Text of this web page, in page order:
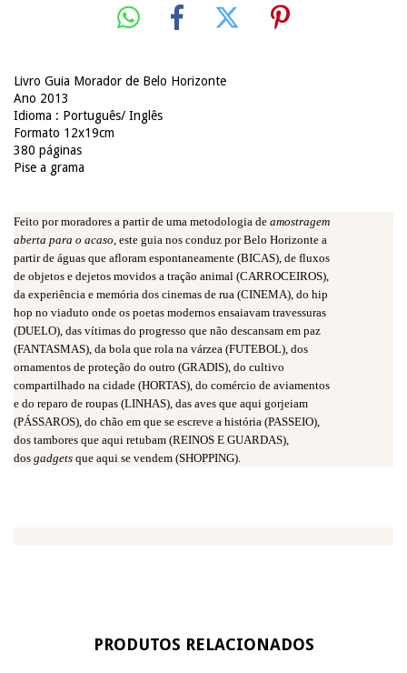
Livro Guia Morador de Belo Horizonte
Ano 2013
Idioma : Português/ Inglês
Formato 12x19cm
380 páginas
Pise a grama
Feito por moradores a partir de uma metodologia de amostragem
aberta para o acaso , este guia nos conduz por Belo Horizonte a
partir de águas que afloram espontaneamente (BICAS), de fluxos
de objetos e dejetos movidos a tração animal (CARROCEIROS),
da experiência e memória dos cinemas de rua (CINEMA), do hip
hop no viaduto onde os poetas modernos ensaiavam travessuras
(DUELO), das vítimas do progresso que não descansam em paz
(FANTASMAS), da bola que rola na várzea (FUTEBOL), dos
ornamentos de proteção do outro (GRADIS), do cultivo
compartilhado na cidade (HORTAS), do comércio de aviamentos
e do reparo de roupas (LINHAS), das aves que aqui gorjeiam
(PÁSSAROS), do chão em que se escreve a história (PASSEIO),
dos tambores que aqui retubam (REINOS E GUARDAS),
dos gadgets que aqui se vendem (SHOPPING).
PRODUTOS RELACIONADOS